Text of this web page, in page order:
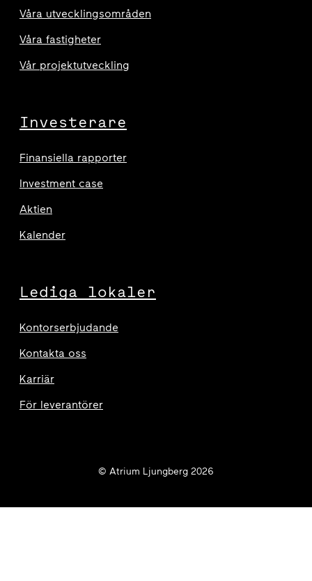
Våra utvecklingsområden
Våra fastigheter
Vår projektutveckling
Investerare
Finansiella rapporter
Investment case
Aktien
Kalender
Lediga lokaler
Kontorserbjudande
Kontakta oss
Karriär
För leverantörer
© Atrium Ljungberg 2026